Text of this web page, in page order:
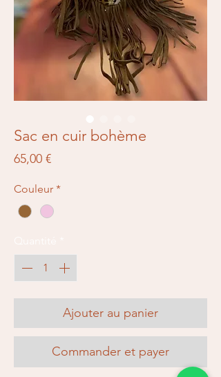
Sac en cuir bohème
65,00 €Prix
Couleur *
Ajouter au panier
Commander et payer